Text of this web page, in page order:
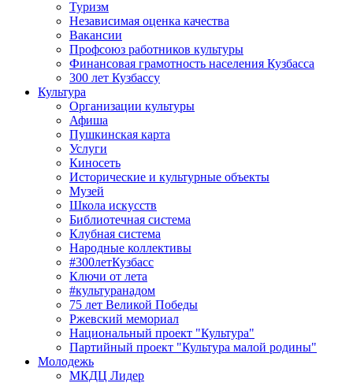
Туризм
Независимая оценка качества
Вакансии
Профсоюз работников культуры
Финансовая грамотность населения Кузбасса
300 лет Кузбассу
Культура
Организации культуры
Афиша
Пушкинская карта
Услуги
Киносеть
Исторические и культурные объекты
Музей
Школа искусств
Библиотечная система
Клубная система
Народные коллективы
#300летКузбасс
Ключи от лета
#культуранадом
75 лет Великой Победы
Ржевский мемориал
Национальный проект "Культура"
Партийный проект "Культура малой родины"
Молодежь
МКДЦ Лидер